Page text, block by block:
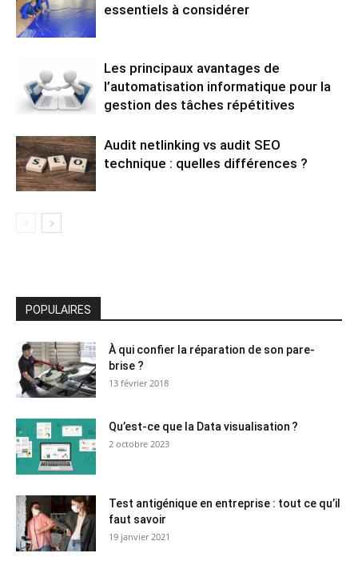
essentiels à considérer
Les principaux avantages de
l’automatisation informatique pour la
gestion des tâches répétitives
Audit netlinking vs audit SEO
technique : quelles différences ?
POPULAIRES
À qui confier la réparation de son pare-
brise ?
13 février 2018
Qu’est-ce que la Data visualisation ?
2 octobre 2023
Test antigénique en entreprise : tout ce qu’il
faut savoir
19 janvier 2021